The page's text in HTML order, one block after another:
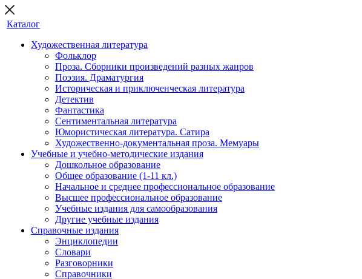
Каталог
Художественная литература
Фольклор
Проза. Сборники произведений разных жанров
Поэзия. Драматургия
Историческая и приключенческая литература
Детектив
Фантастика
Сентиментальная литература
Юмористическая литература. Сатира
Художественно-документальная проза. Мемуары
Учебные и учебно-методические издания
Дошкольное образование
Общее образование (1-11 кл.)
Начальное и среднее профессиональное образование
Высшее профессиональное образование
Учебные издания для самообразования
Другие учебные издания
Справочные издания
Энциклопедии
Словари
Разговорники
Справочники